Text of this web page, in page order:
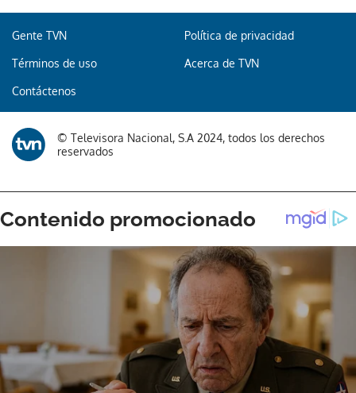
Gente TVN Política de privacidad
Términos de uso Acerca de TVN
Contáctenos
© Televisora Nacional, S.A 2024, todos los derechos
reservados